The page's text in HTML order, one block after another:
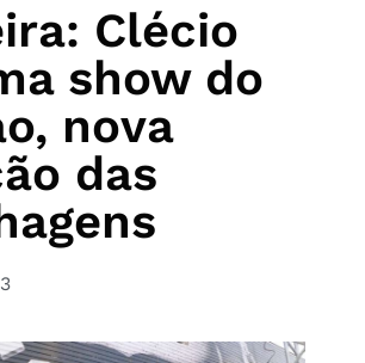
Clécio
show do
nova
das